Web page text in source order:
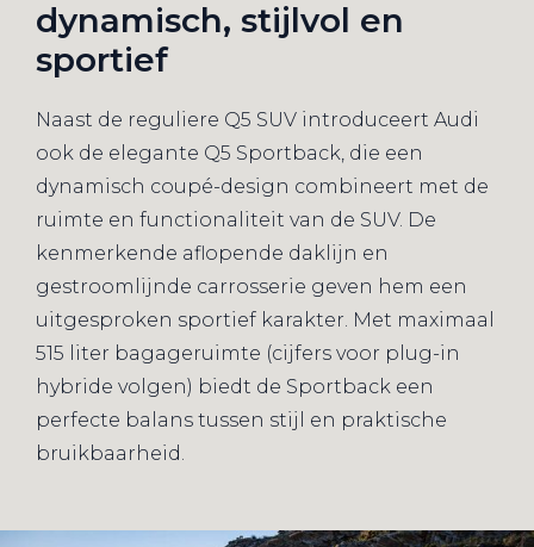
dynamisch, stijlvol en
sportief
Naast de reguliere Q5 SUV introduceert Audi
ook de elegante Q5 Sportback, die een
dynamisch coupé-design combineert met de
ruimte en functionaliteit van de SUV. De
kenmerkende aflopende daklijn en
gestroomlijnde carrosserie geven hem een
uitgesproken sportief karakter. Met maximaal
515 liter bagageruimte (cijfers voor plug-in
hybride volgen) biedt de Sportback een
perfecte balans tussen stijl en praktische
bruikbaarheid.